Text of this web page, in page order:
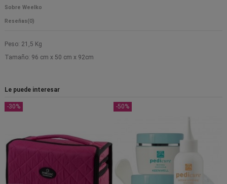
Sobre Weelko
Reseñas(0)
Peso: 21,5 Kg
Tamaño: 96 cm x 50 cm x 92cm
Le puede interesar
-30% -50%